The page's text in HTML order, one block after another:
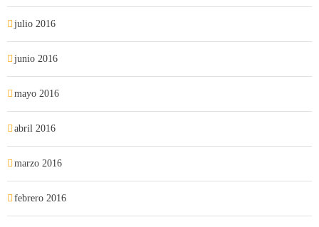
julio 2016
junio 2016
mayo 2016
abril 2016
marzo 2016
febrero 2016